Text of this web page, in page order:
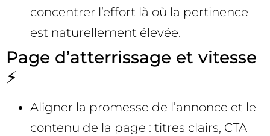
concentrer l’effort là où la pertinence
est naturellement élevée.
Page d’atterrissage et vitesse
⚡
Aligner la promesse de l’annonce et le
contenu de la page : titres clairs, CTA